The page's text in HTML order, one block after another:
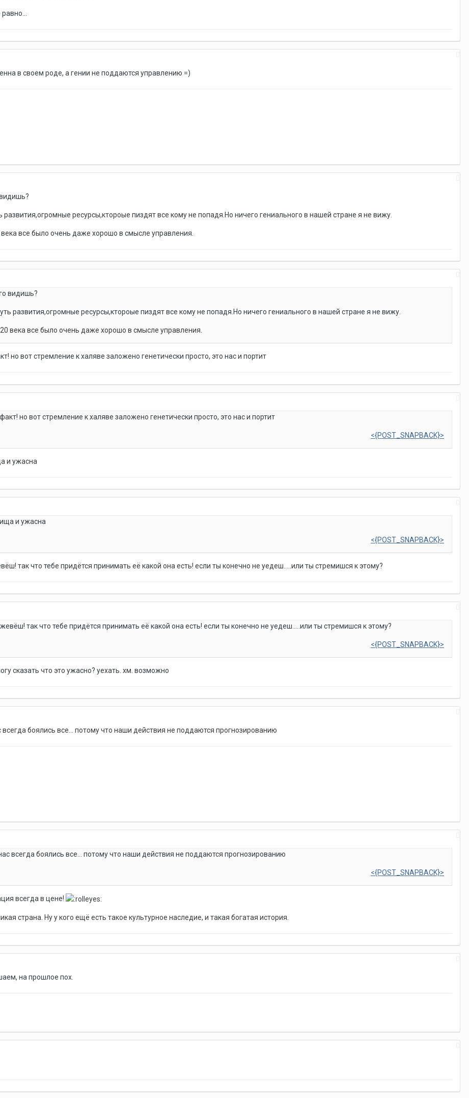
в своем роде, а гении не поддаются управлению =)
ресурсы,ктороые пиздят все кому не попадя.Но ничего гениального в нашей стране я не вижу.
все было очень даже хорошо в смысле управления.
видишь?
развития,огромные ресурсы,ктороые пиздят все кому не попадя.Но ничего гениального в нашей стране я не вижу.
века все было очень даже хорошо в смысле управления.
но вот стремление к халяве заложено генетически просто, это нас и портит
но вот стремление к халяве заложено генетически просто, это нас и портит
<{POST_SNAPBACK}>
и ужасна
и ужасна
<{POST_SNAPBACK}>
так что тебе придётся принимать её какой она есть! если ты конечно не уедеш.....или ты стремишся к этому?
так что тебе придётся принимать её какой она есть! если ты конечно не уедеш.....или ты стремишся к этому?
<{POST_SNAPBACK}>
сказать что это ужасно? уехать. хм. возможно
всегда боялись все... потому что наши действия не поддаются прогнозированию
всегда боялись все... потому что наши действия не поддаются прогнозированию
<{POST_SNAPBACK}>
всегда в цене!
страна. Ну у кого ещё есть такое культурное наследие, и такая богатая история.
на прошлое пох.